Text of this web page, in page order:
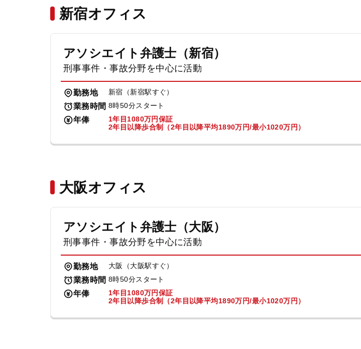
新宿オフィス
アソシエイト弁護士（新宿）
刑事事件・事故分野を中心に活動
勤務地 新宿（新宿駅すぐ）
業務時間 8時50分スタート
年俸
1年目1080万円保証
2年目以降歩合制（2年目以降平均1890万円/最小1020万円）
大阪オフィス
アソシエイト弁護士（大阪）
刑事事件・事故分野を中心に活動
勤務地 大阪（大阪駅すぐ）
業務時間 8時50分スタート
年俸
1年目1080万円保証
2年目以降歩合制（2年目以降平均1890万円/最小1020万円）